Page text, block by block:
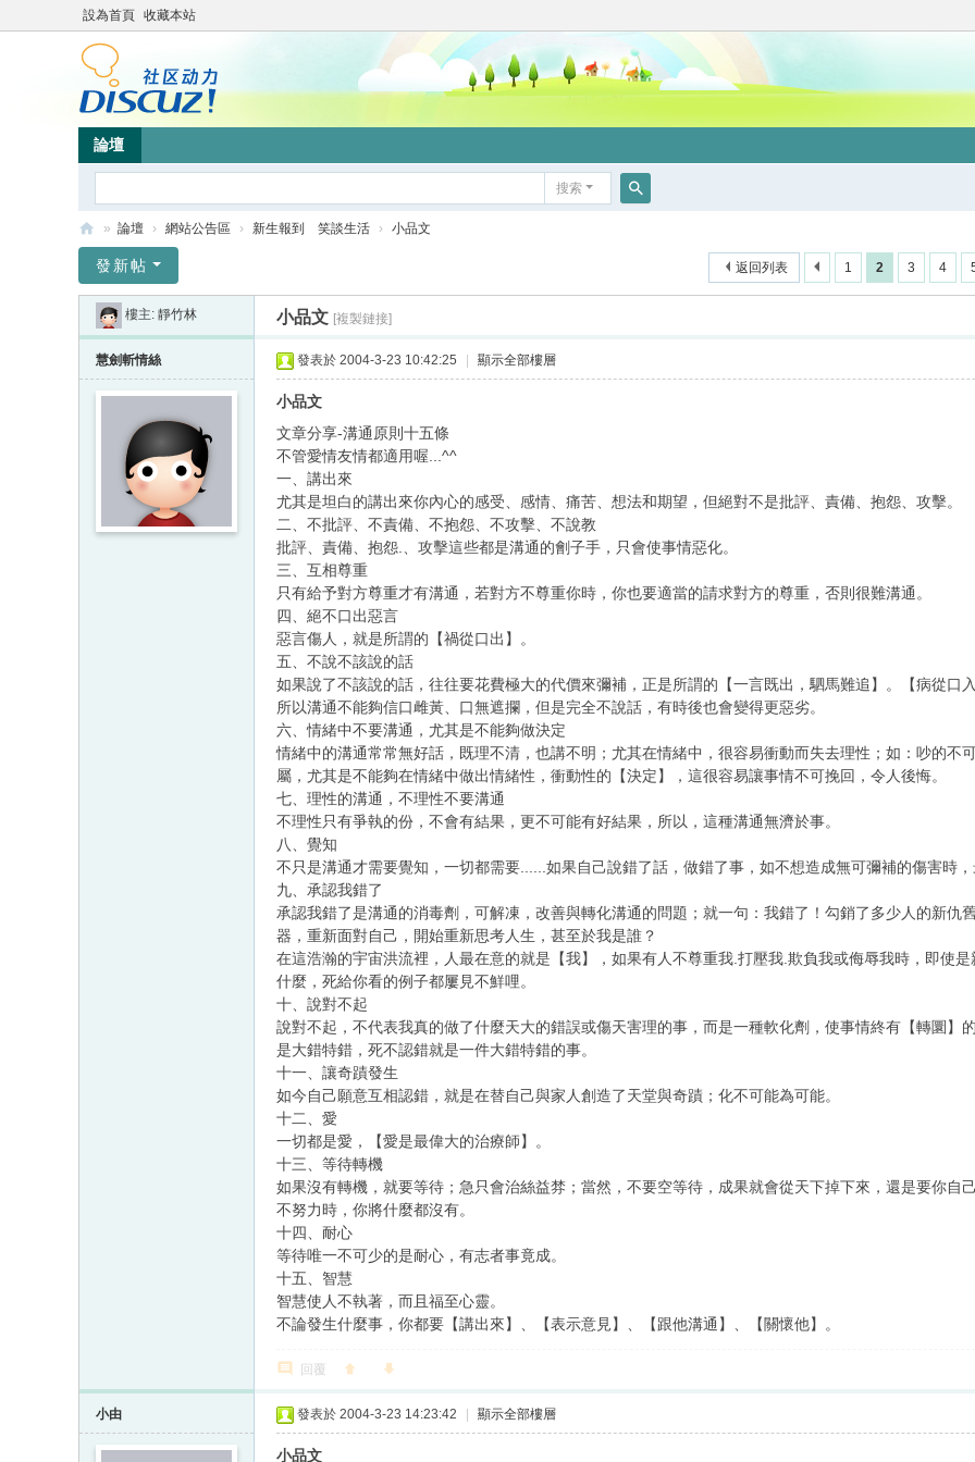
設為首頁 收藏本站
論壇
搜索
竹
» 論壇 › 網站公告區 › 新生報到 笑談生活 › 小品文
1 2 3 4
返回列表
發新帖
樓主: 靜竹林 小品文 [複製鏈接]
慧劍斬情絲 發表於 2004-3-23 10:42:25 顯示全部樓層
小品文
文章分享-溝通原則十五條
不管愛情友情都適用喔...^^
一、講出來
尤其是坦白的講出來你內心的感受、感情、痛苦、想法和期望，但絕對不是批評、責備、抱怨、攻擊。
二、不批評、不責備、不抱怨、不攻擊、不說教
批評、責備、抱怨.、攻擊這些都是溝通的劊子手，只會使事情惡化。
三、互相尊重
只有給予對方尊重才有溝通，若對方不尊重你時，你也要適當的請求對方的尊重，否則很難溝通。
四、絕不口出惡言
惡言傷人，就是所謂的【禍從口出】。
五、不說不該說的話
如果說了不該說的話，往往要花費極大的代價來彌補，正是所謂的【一言既出，駟馬難追】。【病從口
所以溝通不能夠信口雌黃、口無遮攔，但是完全不說話，有時後也會變得更惡劣。
六、情緒中不要溝通，尤其是不能夠做決定
情緒中的溝通常常無好話，既理不清，也講不明；尤其在情緒中，很容易衝動而失去理性；如：吵的不
屬，尤其是不能夠在情緒中做出情緒性，衝動性的【決定】，這很容易讓事情不可挽回，令人後悔。
七、理性的溝通，不理性不要溝通
不理性只有爭執的份，不會有結果，更不可能有好結果，所以，這種溝通無濟於事。
八、覺知
不只是溝通才需要覺知，一切都需要......如果自己說錯了話，做錯了事，如不想造成無可彌補的傷害時
九、承認我錯了
承認我錯了是溝通的消毒劑，可解凍，改善與轉化溝通的問題；就一句：我錯了！勾銷了多少人的新仇
器，重新面對自己，開始重新思考人生，甚至於我是誰？
在這浩瀚的宇宙洪流裡，人最在意的就是【我】，如果有人不尊重我.打壓我.欺負我或侮辱我時，即使
什麼，死給你看的例子都屢見不鮮哩。
十、說對不起
說對不起，不代表我真的做了什麼天大的錯誤或傷天害理的事，而是一種軟化劑，使事情終有【轉圜】
是大錯特錯，死不認錯就是一件大錯特錯的事。
十一、讓奇蹟發生
如今自己願意互相認錯，就是在替自己與家人創造了天堂與奇蹟；化不可能為可能。
十二、愛
一切都是愛，【愛是最偉大的治療師】。
十三、等待轉機
如果沒有轉機，就要等待；急只會治絲益棼；當然，不要空等待，成果就會從天下掉下來，還是要你自
不努力時，你將什麼都沒有。
十四、耐心
等待唯一不可少的是耐心，有志者事竟成。
十五、智慧
智慧使人不執著，而且福至心靈。
不論發生什麼事，你都要【講出來】、【表示意見】、【跟他溝通】、【關懷他】。
回覆
小由 發表於 2004-3-23 14:23:42 顯示全部樓層
小品文